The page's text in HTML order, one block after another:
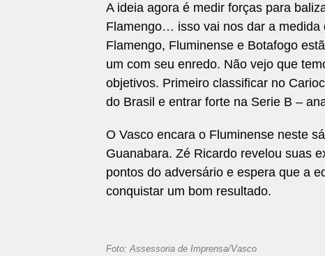
A ideia agora é medir forças para
Flamengo… isso vai nos dar a medida
Flamengo, Fluminense e Botafogo
um com seu enredo. Não vejo que
objetivos. Primeiro classificar no
do Brasil e entrar forte na Serie B –
O Vasco encara o Fluminense neste
Guanabara. Zé Ricardo revelou suas
pontos do adversário e espera que a
conquistar um bom resultado.
Foto: Assessoria de Imprensa/Vasco